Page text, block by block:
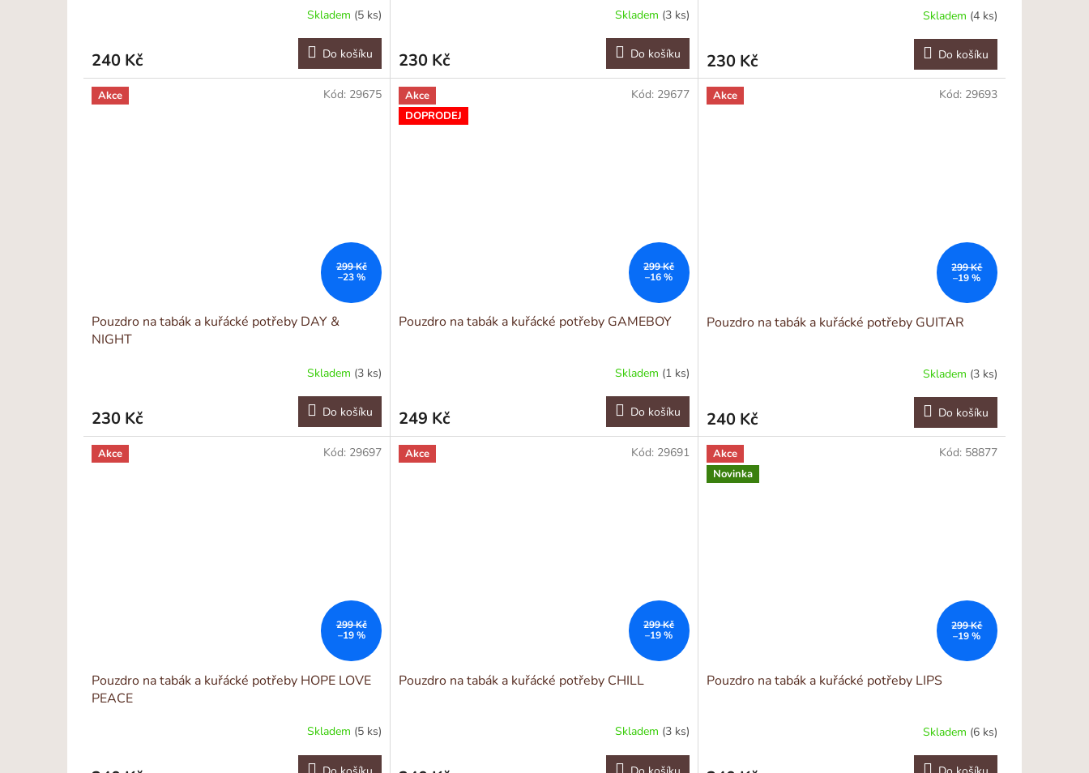
Skladem (5 ks)
240 Kč Do košíku
Skladem (3 ks)
230 Kč Do košíku
Skladem (4 ks)
230 Kč Do košíku
Akce
299 Kč
–23 %
Pouzdro na tabák a kuřácké potřeby DAY &
NIGHT
Skladem (3 ks)
230 Kč Do košíku
Kód: 29675
Akce
DOPRODEJ
299 Kč
–16 %
Pouzdro na tabák a kuřácké potřeby GAMEBOY
Skladem (1 ks)
249 Kč Do košíku
Kód: 29677 Akce
299 Kč
–19 %
Pouzdro na tabák a kuřácké potřeby GUITAR
Skladem (3 ks)
240 Kč Do košíku
Kód: 29693
Akce
299 Kč
–19 %
Pouzdro na tabák a kuřácké potřeby HOPE LOVE
PEACE
Skladem (5 ks)
Kód: 29697 Akce
299 Kč
–19 %
Pouzdro na tabák a kuřácké potřeby CHILL
Skladem (3 ks)
Kód: 29691
Akce
Novinka
299 Kč
–19 %
Pouzdro na tabák a kuřácké potřeby LIPS
Skladem (6 ks)
Kód: 58877